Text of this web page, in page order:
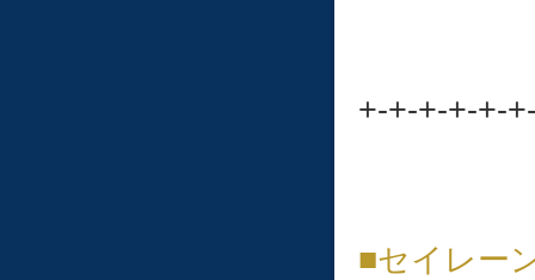
+-+-+-+-+-
■セイレー